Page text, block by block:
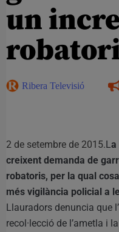
un
Ribera Televisió
2 de setembre de 2015.L a
creixent demanda de
robatoris, per la qual
més vigilància policial a
Llauradors denuncia que
recol·lecció de l’ametla i